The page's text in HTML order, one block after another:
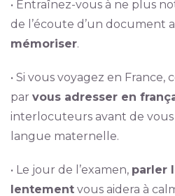
• Entraînez-vous à ne plus
de l’écoute d’un document
mémoriser.
• Si vous voyagez en
par vous adresser en
interlocuteurs avant de
langue maternelle.
• Le jour de l’examen, parler
lentementvous aidera à